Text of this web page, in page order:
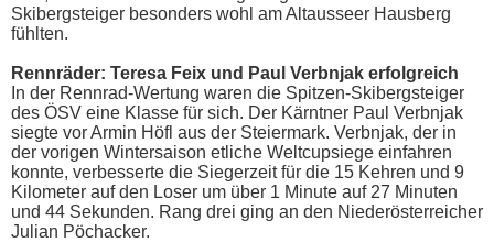
Skibergsteiger besonders wohl am Altausseer Hausberg
fühlten.
Rennräder: Teresa Feix und Paul Verbnjak erfolgreich
In der Rennrad-Wertung waren die Spitzen-Skibergsteiger
des ÖSV eine Klasse für sich. Der Kärntner Paul Verbnjak
siegte vor Armin Höfl aus der Steiermark. Verbnjak, der in
der vorigen Wintersaison etliche Weltcupsiege einfahren
konnte, verbesserte die Siegerzeit für die 15 Kehren und 9
Kilometer auf den Loser um über 1 Minute auf 27 Minuten
und 44 Sekunden. Rang drei ging an den Niederösterreicher
Julian Pöchacker.